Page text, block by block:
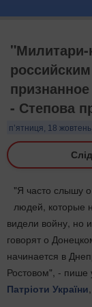
"Милитари-
- Степова
п’ятниця, 18
"Я часто слышу
людей, которые
видели войну, но
говорят о
начинается в
Ростовом", - пише
Патріоти України